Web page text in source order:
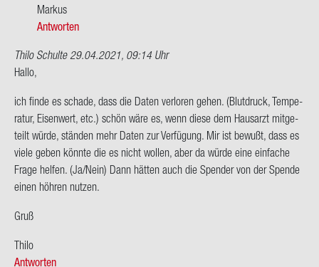
Mar­kus
Antworten
Thilo Schulte29.04.2021, 09:14 Uhr
Hallo,
ich finde es scha­de, dass die Daten ver­lo­ren gehen. (Blut­druck, Tem­pe­
ra­tur, Ei­sen­wert, etc.) schön wäre es, wenn diese dem Haus­arzt mit­ge­
teilt würde, stän­den mehr Daten zur Ver­fü­gung. Mir ist be­wußt, dass es
viele geben könn­te die es nicht wol­len, aber da würde eine ein­fa­che
Frage hel­fen. (Ja/Nein) Dann hät­ten auch die Spen­der von der Spen­de
einen höh­ren nut­zen.
Gruß
Thilo
Antworten